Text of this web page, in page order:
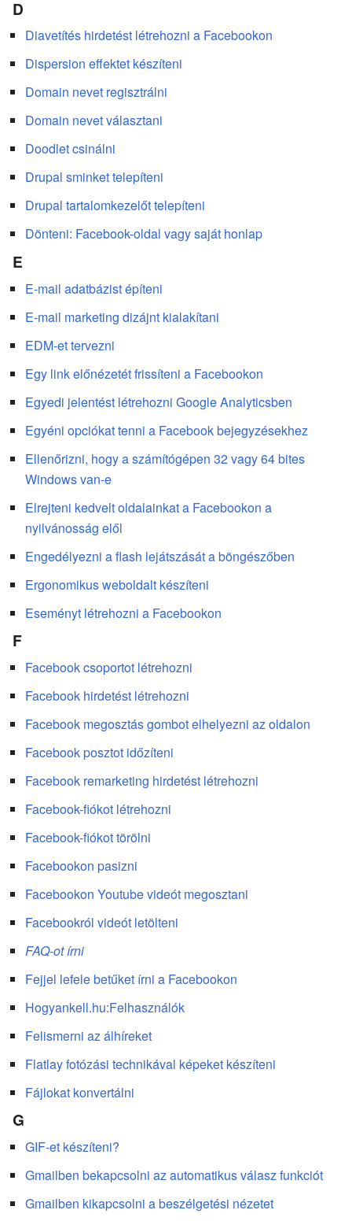
D
Diavetítés hirdetést létrehozni a Facebookon
Dispersion effektet készíteni
Domain nevet regisztrálni
Domain nevet választani
Doodlet csinálni
Drupal sminket telepíteni
Drupal tartalomkezelőt telepíteni
Dönteni: Facebook-oldal vagy saját honlap
E
E-mail adatbázist építeni
E-mail marketing dizájnt kialakítani
EDM-et tervezni
Egy link előnézetét frissíteni a Facebookon
Egyedi jelentést létrehozni Google Analyticsben
Egyéni opciókat tenni a Facebook bejegyzésekhez
Ellenőrizni, hogy a számítógépen 32 vagy 64 bites
Windows van-e
Elrejteni kedvelt oldalainkat a Facebookon a
nyilvánosság elől
Engedélyezni a flash lejátszását a böngészőben
Ergonomikus weboldalt készíteni
Eseményt létrehozni a Facebookon
F
Facebook csoportot létrehozni
Facebook hirdetést létrehozni
Facebook megosztás gombot elhelyezni az oldalon
Facebook posztot időzíteni
Facebook remarketing hirdetést létrehozni
Facebook-fiókot létrehozni
Facebook-fiókot törölni
Facebookon pasizni
Facebookon Youtube videót megosztani
Facebookról videót letölteni
FAQ-ot írni
Fejjel lefele betűket írni a Facebookon
Hogyankell.hu:Felhasználók
Felismerni az álhíreket
Flatlay fotózási technikával képeket készíteni
Fájlokat konvertálni
G
GIF-et készíteni?
Gmailben bekapcsolni az automatikus válasz funkciót
Gmailben kikapcsolni a beszélgetési nézetet